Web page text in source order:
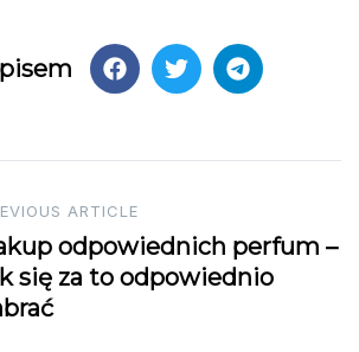
ARTICLE
odpowiednich perfum –
się za to odpowiednio